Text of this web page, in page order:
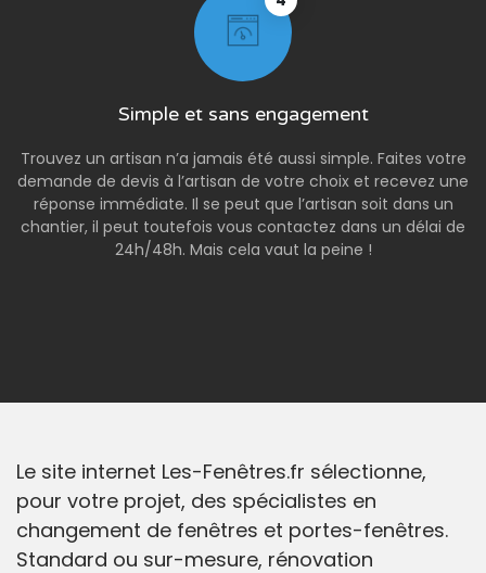
Simple et sans engagement
Trouvez un artisan n’a jamais été aussi simple. Faites votre
demande de devis à l’artisan de votre choix et recevez une
réponse immédiate. Il se peut que l’artisan soit dans un
chantier, il peut toutefois vous contactez dans un délai de
24h/48h. Mais cela vaut la peine !
Le site internet Les-Fenêtres.fr sélectionne,
pour votre projet, des spécialistes en
changement de fenêtres et portes-fenêtres.
Standard ou sur-mesure, rénovation